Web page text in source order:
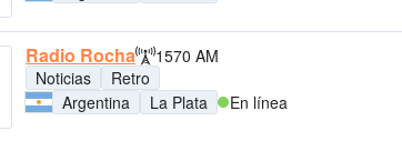
Radio Rocha
1570 AM
Noticias
Retro
Argentina
La Plata En línea